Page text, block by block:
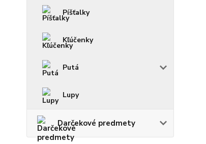
Píšťalky
Kľúčenky
Putá
Lupy
Darčekové predmety